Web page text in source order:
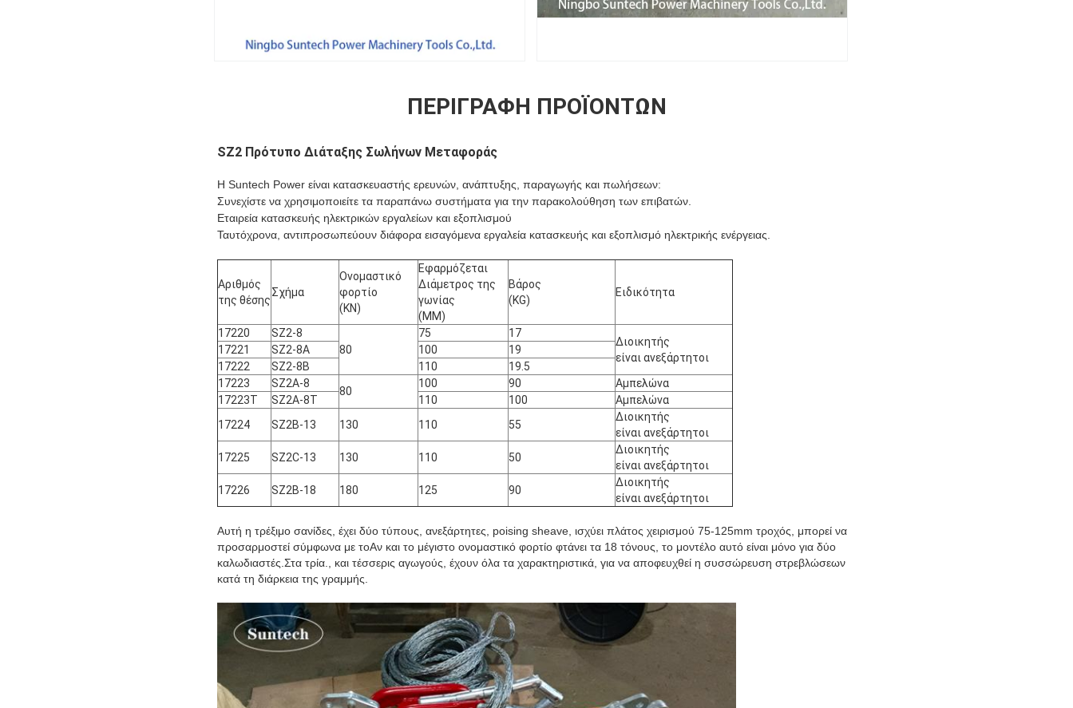
ΠΕΡΙΓΡΑΦΉ ΠΡΟΪΌΝΤΩΝ
SZ2 Πρότυπο Διάταξης Σωλήνων Μεταφοράς
Η Suntech Power είναι κατασκευαστής ερευνών, ανάπτυξης, παραγωγής και πωλήσεων:
Συνεχίστε να χρησιμοποιείτε τα παραπάνω συστήματα για την παρακολούθηση των επιβατών.
Εταιρεία κατασκευής ηλεκτρικών εργαλείων και εξοπλισμού
Ταυτόχρονα, αντιπροσωπεύουν διάφορα εισαγόμενα εργαλεία κατασκευής και εξοπλισμό ηλεκτρικής ενέργειας.
Αριθμός
της θέσης
Σχήμα
Ονομαστικό
φορτίο
(KN)
Εφαρμόζεται
Διάμετρος της
γωνίας
(MM)
Βάρος
(KG)
Ειδικότητα
17220
SZ2-8
80
75 17
Διοικητής
είναι ανεξάρτητοι
17221 SZ2-8A 100
19
17222
SZ2-8B 110
19.5
17223
SZ2A-8
80
100 90
Αμπελώνα
17223Τ
SZ2A-8T 110 100
Αμπελώνα
17224
SZ2B-13 130 110 55
Διοικητής
είναι ανεξάρτητοι
17225
SZ2C-13 130 110 50
Διοικητής
είναι ανεξάρτητοι
17226
SZ2B-18 180 125 90
Διοικητής
είναι ανεξάρτητοι
Αυτή η τρέξιμο σανίδες, έχει δύο τύπους, ανεξάρτητες, poising sheave, ισχύει πλάτος χειρισμού 75-125mm τροχός, μπορεί να
προσαρμοστεί σύμφωνα με τοΑν και το μέγιστο ονομαστικό φορτίο φτάνει τα 18 τόνους, το μοντέλο αυτό είναι μόνο για δύο
καλωδιαστές.Στα τρία., και τέσσερις αγωγούς, έχουν όλα τα χαρακτηριστικά, για να αποφευχθεί η συσσώρευση στρεβλώσεων
κατά τη διάρκεια της γραμμής.